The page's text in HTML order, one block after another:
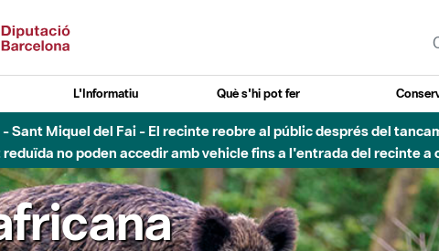
L'Informatiu Què s'hi pot fer
Sant Miquel del Fai - El recinte reobre al públic després del
no poden accedir amb vehicle fins a l'entrada del recinte